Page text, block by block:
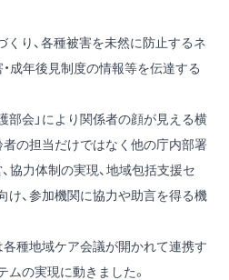
くり、各種被害を未然に防止するネ
成年後見制度の情報等を伝達する
部会」により関係者の顔が見える横
者の担当だけではなく他の庁内部署
協力体制の実現、地域包括支援セ
け、参加機関に協力や助言を得る機
各種地域ケア会議が開かれて連携す
の実現に動きました。